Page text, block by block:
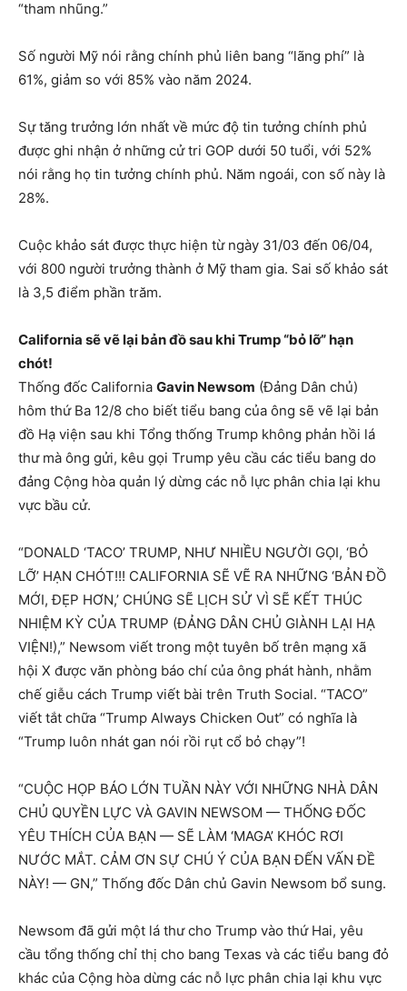
“tham nhũng.”
Số người Mỹ nói rằng chính phủ liên bang “lãng phí” là
61%, giảm so với 85% vào năm 2024.
Sự tăng trưởng lớn nhất về mức độ tin tưởng chính phủ
được ghi nhận ở những cử tri GOP dưới 50 tuổi, với 52%
nói rằng họ tin tưởng chính phủ. Năm ngoái, con số này là
28%.
Cuộc khảo sát được thực hiện từ ngày 31/03 đến 06/04,
với 800 người trưởng thành ở Mỹ tham gia. Sai số khảo sát
là 3,5 điểm phần trăm.
California sẽ vẽ lại bản đồ sau khi Trump “bỏ lỡ” hạn
chót!
Thống đốc California Gavin Newsom (Đảng Dân chủ)
hôm thứ Ba 12/8 cho biết tiểu bang của ông sẽ vẽ lại bản
đồ Hạ viện sau khi Tổng thống Trump không phản hồi lá
thư mà ông gửi, kêu gọi Trump yêu cầu các tiểu bang do
đảng Cộng hòa quản lý dừng các nỗ lực phân chia lại khu
vực bầu cử.
“DONALD ‘TACO’ TRUMP, NHƯ NHIỀU NGƯỜI GỌI, ‘BỎ
LỠ’ HẠN CHÓT!!! CALIFORNIA SẼ VẼ RA NHỮNG ‘BẢN ĐỒ
MỚI, ĐẸP HƠN,’ CHÚNG SẼ LỊCH SỬ VÌ SẼ KẾT THÚC
NHIỆM KỲ CỦA TRUMP (ĐẢNG DÂN CHỦ GIÀNH LẠI HẠ
VIỆN!),” Newsom viết trong một tuyên bố trên mạng xã
hội X được văn phòng báo chí của ông phát hành, nhằm
chế giễu cách Trump viết bài trên Truth Social. “TACO”
viết tắt chữa “Trump Always Chicken Out” có nghĩa là
“Trump luôn nhát gan nói rồi rụt cổ bỏ chạy”!
“CUỘC HỌP BÁO LỚN TUẦN NÀY VỚI NHỮNG NHÀ DÂN
CHỦ QUYỀN LỰC VÀ GAVIN NEWSOM — THỐNG ĐỐC
YÊU THÍCH CỦA BẠN — SẼ LÀM ‘MAGA’ KHÓC RƠI
NƯỚC MẮT. CẢM ƠN SỰ CHÚ Ý CỦA BẠN ĐẾN VẤN ĐỀ
NÀY! — GN,” Thống đốc Dân chủ Gavin Newsom bổ sung.
Newsom đã gửi một lá thư cho Trump vào thứ Hai, yêu
cầu tổng thống chỉ thị cho bang Texas và các tiểu bang đỏ
khác của Cộng hòa dừng các nỗ lực phân chia lại khu vực